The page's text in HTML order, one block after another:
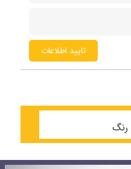
تایید اطلاعات
رنگ